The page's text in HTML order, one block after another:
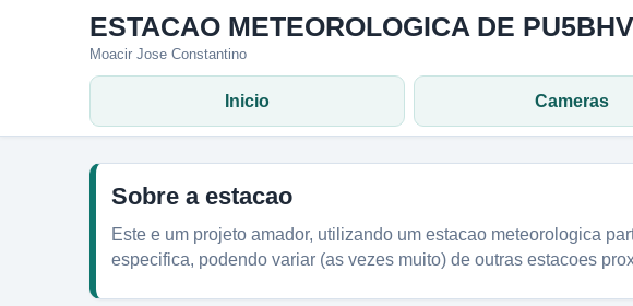
ESTACAO METEOROLOGICA DE PU5BHV
Moacir Jose Constantino
Inicio Cameras
Sobre a estacao
Este e um projeto amador, utilizando um estacao meteorologica
especifica, podendo variar (as vezes muito) de outras estacoes